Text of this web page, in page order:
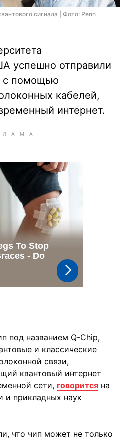
сигнала | Фото: Penn
успешно отправили
с помощью
кабелей,
интернет.
под названием Q-Chip,
и классические
связи,
квантовый интернет
сети, говорится на
и прикладных наук
что чип может не только